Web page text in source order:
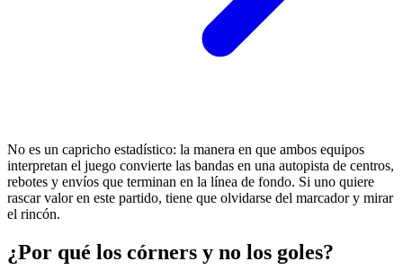
No es un capricho estadístico: la manera en que ambos equipos
interpretan el juego convierte las bandas en una autopista de centros,
rebotes y envíos que terminan en la línea de fondo. Si uno quiere
rascar valor en este partido, tiene que olvidarse del marcador y mirar
el rincón.
¿Por qué los córners y no los goles?